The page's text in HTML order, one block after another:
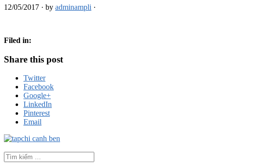
12/05/2017 · by adminampli ·
Filed in:
Share this post
Twitter
Facebook
Google+
LinkedIn
Pinterest
Email